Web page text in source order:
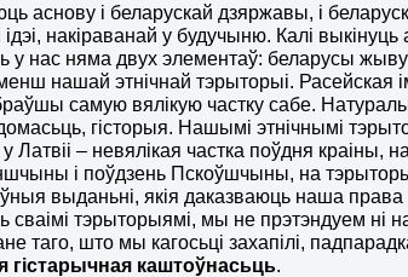
аснову і беларускай дзяржавы, і
накіраванай у будучыню. Калі
у нас няма двух элементаў: беларусы
нашай этнічнай тэрыторыі. Расейская
самую вялікую частку сабе.
гісторыя. Нашымі этнічнымі
– невялікая частка поўдня краіны,
і поўдзень Пскоўшчыны, на
выданьні, якія даказваюць наша
сваімі тэрыторыямі, мы не прэтэндуем ні
таго, што мы кагосьці захапілі,
гістарычная каштоўнасьць.